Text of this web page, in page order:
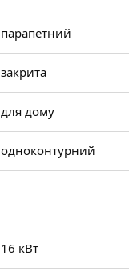
парапетний
закрита
для дому
одноконтурний
16 кВт